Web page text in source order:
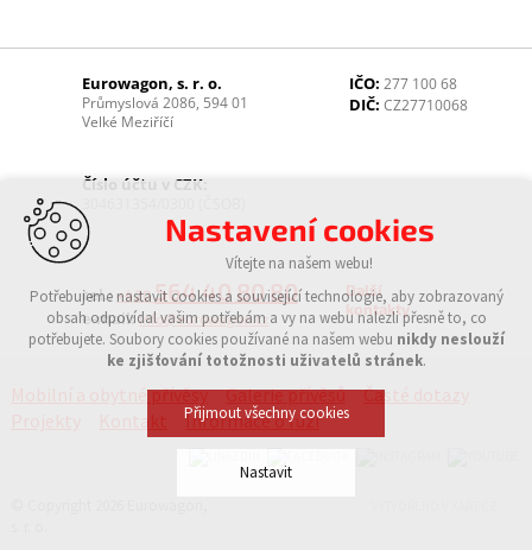
Eurowagon, s. r. o.
Průmyslová 2086, 594 01
Velké Meziříčí
IČO: 277 100 68
DIČ: CZ27710068
Číslo účtu v CZK:
tel.: +420564 40 80 80
e-mail:info@eurowagon.cz
Další
kontakty
Mobilní a obytné přívěsy Galerie přívěsů
Časté dotazy
Informace o fúzi
Nastavení cookies
Vítejte na našem webu!
Potřebujeme nastavit cookies a související technologie, aby zobrazovaný
obsah odpovídal vašim potřebám a vy na webu nalezli přesně to, co
potřebujete. Soubory cookies používané na našem webu nikdy neslouží
ke zjišťování totožnosti uživatelů stránek.
Přijmout všechny cookies
Nastavit